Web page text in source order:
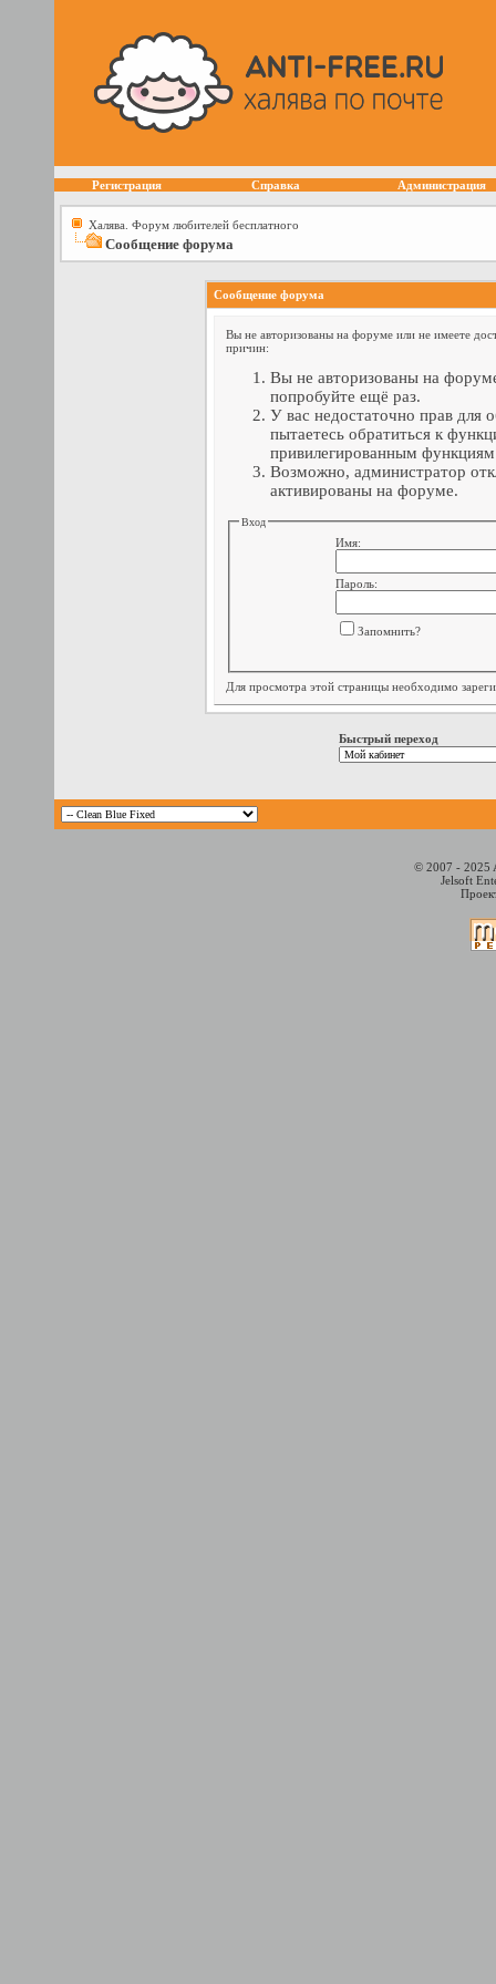
Регистрация Справка Администрация
Халява. Форум любителей бесплатного
Сообщение форума
Сообщение форума
Вы не авторизованы на форуме или не имеете
причин:
Вы не авторизованы на
попробуйте ещё раз.
У вас недостаточно прав для
пытаетесь обратиться к
привилегированным
Возможно, администратор
активированы на форуме.
Вход
Имя:
Пароль:
Запомнить?
Для просмотра этой страницы необходимо
Быстрый переход
© 2007 - 2025
Jelsoft